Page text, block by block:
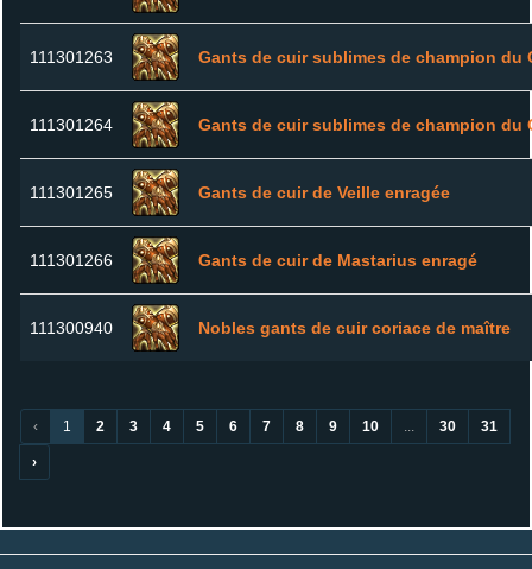
111301263 Gants de cuir sublimes de champion du
111301264 Gants de cuir sublimes de champion du
111301265 Gants de cuir de Veille enragée
111301266 Gants de cuir de Mastarius enragé
111300940 Nobles gants de cuir coriace de maître
‹ 1 2 3 4 5 6 7 8 9 10 ... 30 31
›